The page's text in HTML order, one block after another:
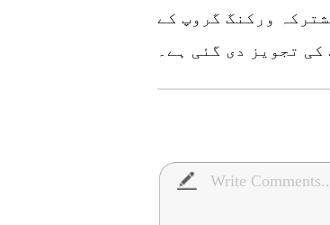
ورکنگ گروپ کے
کی تجویز دی گئی ہے۔